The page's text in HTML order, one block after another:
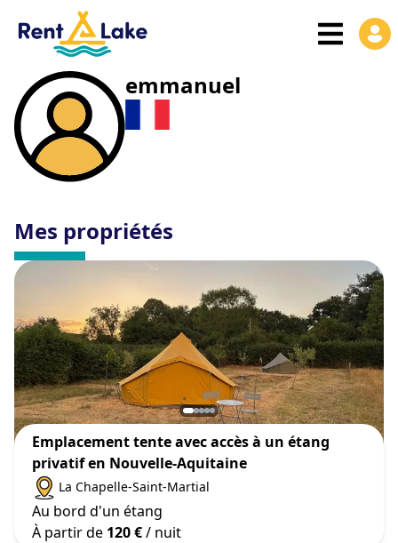
emmanuel
Mes propriétés
Emplacement tente avec accès à un étang
privatif en Nouvelle-Aquitaine
La Chapelle-Saint-Martial
Au bord d'un étang
À partir de 120 €/ nuit